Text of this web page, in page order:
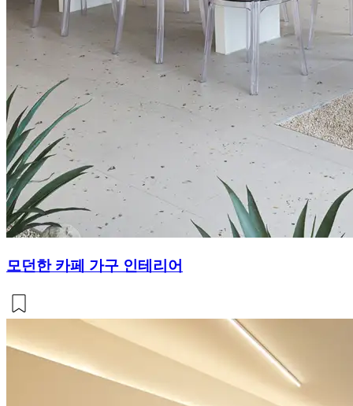
모던한 카페 가구 인테리어